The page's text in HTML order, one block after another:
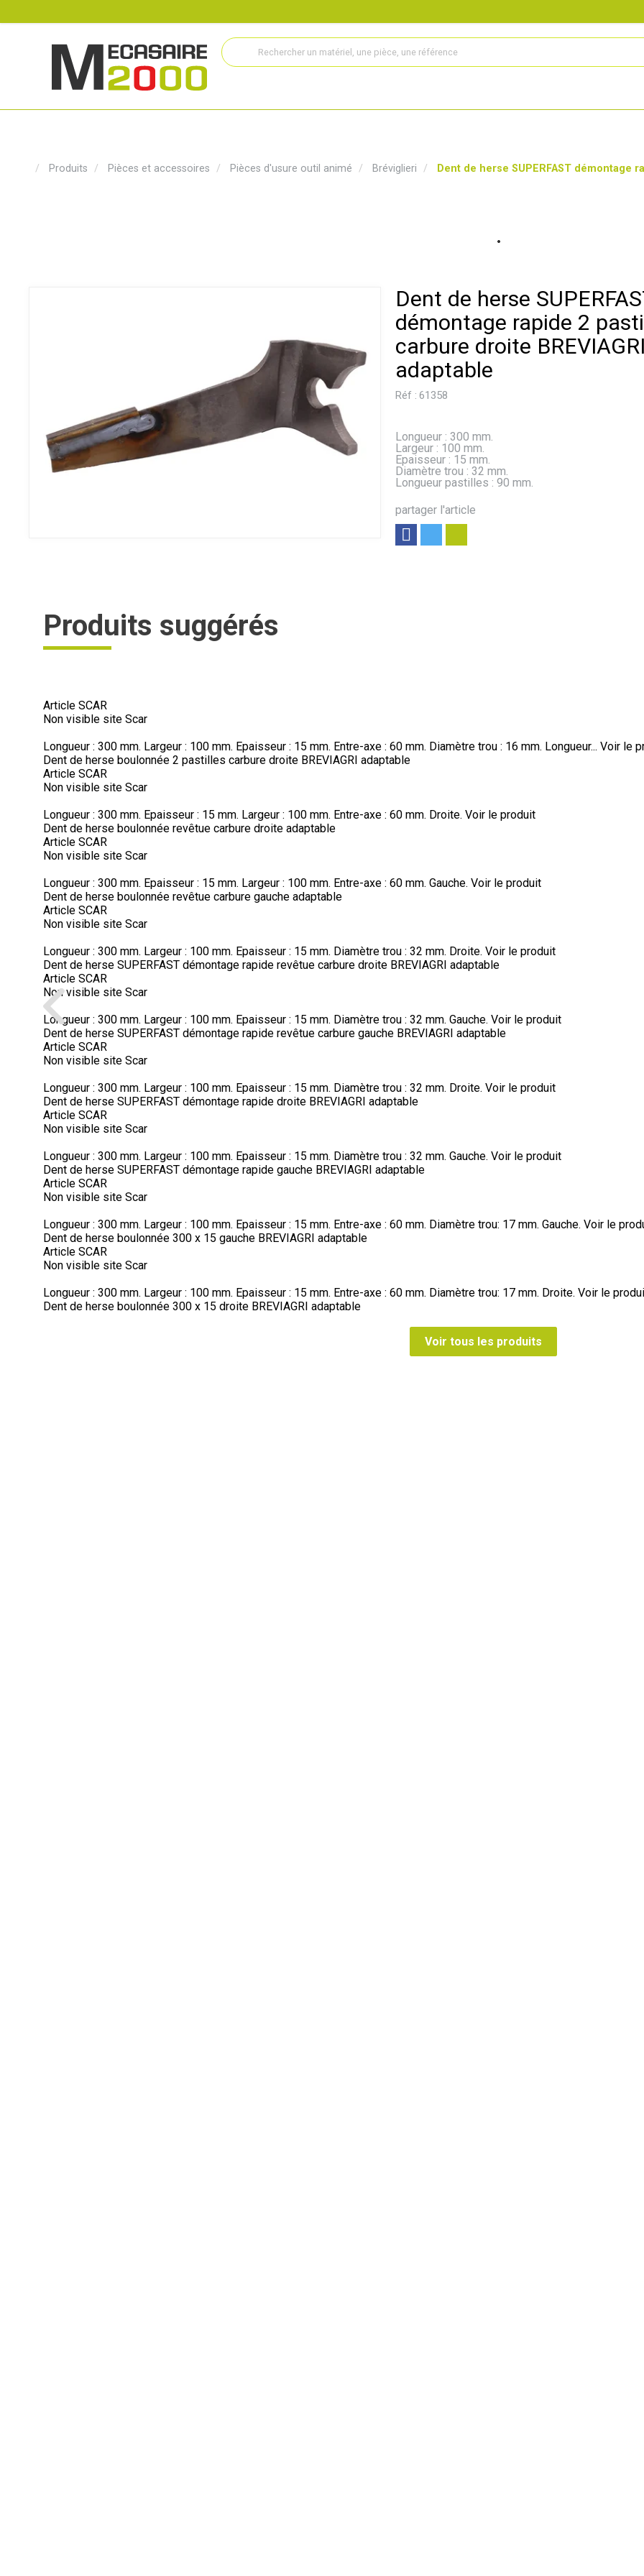
Produits Pièces et accessoires Pièces d'usure outil animé Bréviglieri Dent de herse SUPERFAST démontage
Dent de herse
démontage rapide 2
carbure droite
adaptable
Réf : 61358
partager l'article
Longueur : 300 mm.
Largeur : 100 mm.
Epaisseur : 15 mm.
Diamètre trou : 32 mm.
Longueur pastilles : 90 mm.
Produits suggérés
Article SCAR
Non visible site Scar
Longueur : 300 mm. Largeur : 100 mm. Epaisseur : 15 mm. Entre-axe : 60 mm. Diamètre trou : 16 mm. Longueur... Voir le
Dent de herse boulonnée 2 pastilles carbure droite BREVIAGRI adaptable
Article SCAR
Non visible site Scar
Longueur : 300 mm. Epaisseur : 15 mm. Largeur : 100 mm. Entre-axe : 60 mm. Droite. Voir le produit
Dent de herse boulonnée revêtue carbure droite adaptable
Article SCAR
Non visible site Scar
Longueur : 300 mm. Epaisseur : 15 mm. Largeur : 100 mm. Entre-axe : 60 mm. Gauche. Voir le produit
Dent de herse boulonnée revêtue carbure gauche adaptable
Article SCAR
Non visible site Scar
Longueur : 300 mm. Largeur : 100 mm. Epaisseur : 15 mm. Diamètre trou : 32 mm. Droite. Voir le produit
Dent de herse SUPERFAST démontage rapide revêtue carbure droite BREVIAGRI adaptable
Article SCAR
Non visible site Scar
Longueur : 300 mm. Largeur : 100 mm. Epaisseur : 15 mm. Diamètre trou : 32 mm. Gauche. Voir le produit
Dent de herse SUPERFAST démontage rapide revêtue carbure gauche BREVIAGRI adaptable
Article SCAR
Non visible site Scar
Longueur : 300 mm. Largeur : 100 mm. Epaisseur : 15 mm. Diamètre trou : 32 mm. Droite. Voir le produit
Dent de herse SUPERFAST démontage rapide droite BREVIAGRI adaptable
Article SCAR
Non visible site Scar
Longueur : 300 mm. Largeur : 100 mm. Epaisseur : 15 mm. Diamètre trou : 32 mm. Gauche. Voir le produit
Dent de herse SUPERFAST démontage rapide gauche BREVIAGRI adaptable
Article SCAR
Non visible site Scar
Longueur : 300 mm. Largeur : 100 mm. Epaisseur : 15 mm. Entre-axe : 60 mm. Diamètre trou: 17 mm. Gauche. Voir le
Dent de herse boulonnée 300 x 15 gauche BREVIAGRI adaptable
Article SCAR
Non visible site Scar
Longueur : 300 mm. Largeur : 100 mm. Epaisseur : 15 mm. Entre-axe : 60 mm. Diamètre trou: 17 mm. Droite. Voir le
Dent de herse boulonnée 300 x 15 droite BREVIAGRI adaptable
Voir tous les produits